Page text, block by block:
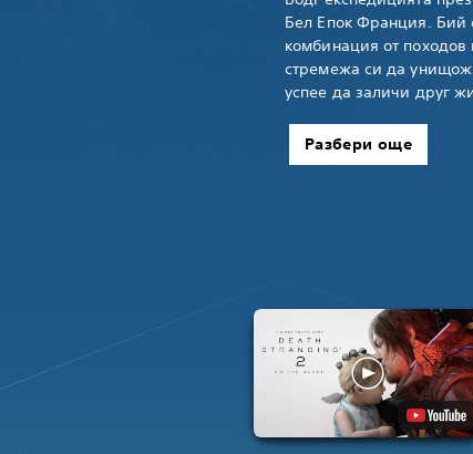
Бел Епок Франция. Бий
комбинация от
стремежа си да
успее да заличи друг
Разбери още